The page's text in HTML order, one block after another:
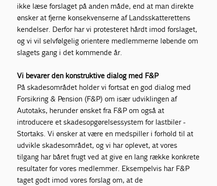
ikke læse forslaget på anden måde, end at man direkte
ønsker at fjerne konsekvenserne af Landsskatterettens
kendelser. Derfor har vi protesteret hårdt imod forslaget,
og vi vil selvfølgelig orientere medlemmerne løbende om
slagets gang i det kommende år.
Vi bevarer den konstruktive dialog med F&P
På skadesområdet holder vi fortsat en god dialog med
Forsikring & Pension (F&P) om især udviklingen af
Autotaks, herunder ønsket fra F&P om også at
introducere et skadesopgørelsessystem for lastbiler -
Stortaks. Vi ønsker at være en medspiller i forhold til at
udvikle skadesområdet, og vi har oplevet, at vores
tilgang har båret frugt ved at give en lang række konkrete
resultater for vores medlemmer. Eksempelvis har F&P
taget godt imod vores forslag om, at de